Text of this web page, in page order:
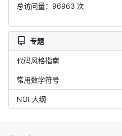
总访问量：96963 次
专题
代码风格指南
常用数学符号
NOI 大纲